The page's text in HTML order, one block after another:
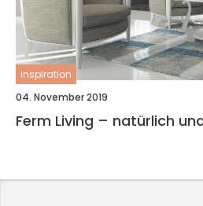
inspiration
04. November 2019
Ferm Living – natürlich